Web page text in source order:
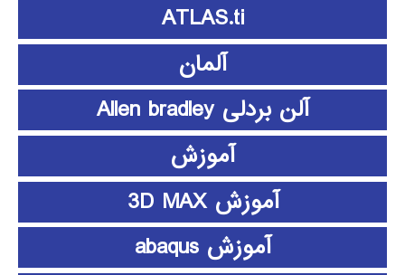
ATLAS.ti
آلمان
آلن بردلی Allen bradley
آموزش
آموزش 3D MAX
آموزش abaqus